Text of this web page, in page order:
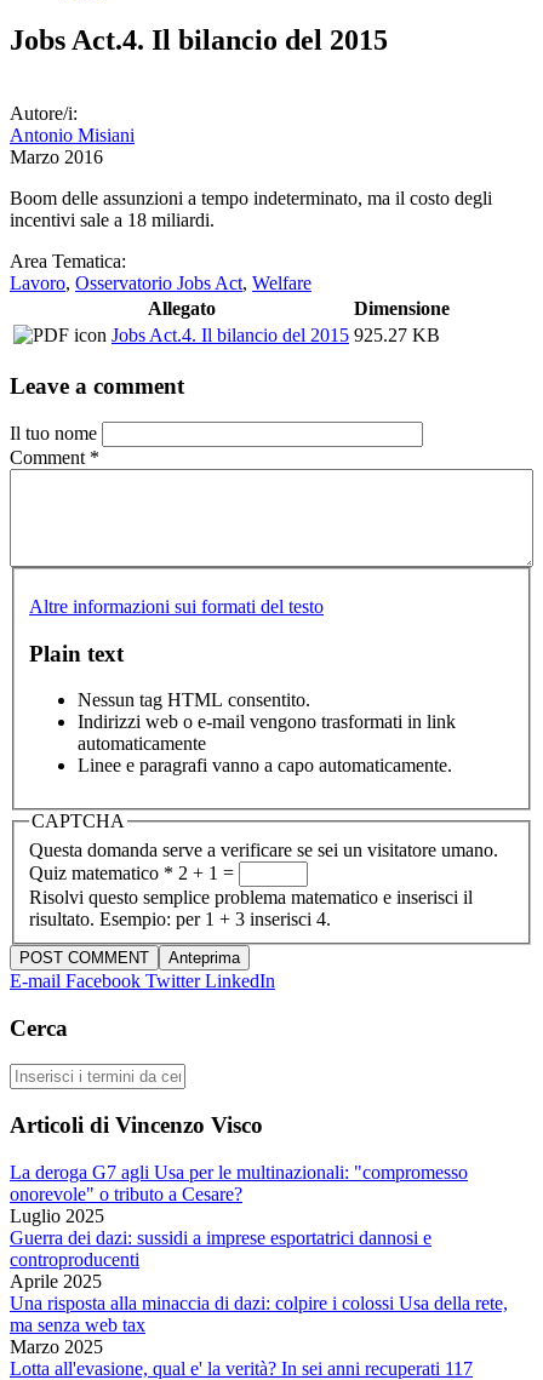
Jobs Act.4. Il bilancio del 2015
Autore/i:
Antonio Misiani
Marzo 2016
Boom delle assunzioni a tempo indeterminato, ma il costo degli
incentivi sale a 18 miliardi.
Area Tematica:
Lavoro, Osservatorio Jobs Act, Welfare
Allegato
Dimensione
Jobs Act.4. Il bilancio del 2015 925.27 KB
Leave a comment
Il tuo nome
Comment *
Altre informazioni sui formati del testo
Plain text
Nessun tag HTML consentito.
Indirizzi web o e-mail vengono trasformati in link
automaticamente
Linee e paragrafi vanno a capo automaticamente.
CAPTCHA
Questa domanda serve a verificare se sei un visitatore umano.
Quiz matematico * 2 + 1 =
Risolvi questo semplice problema matematico e inserisci il
risultato. Esempio: per 1 + 3 inserisci 4.
E-mail Facebook TwitterLinkedIn
Cerca
Cerca
Articoli di Vincenzo Visco
La deroga G7 agli Usa per le multinazionali: "compromesso
onorevole" o tributo a Cesare?
Luglio 2025
Guerra dei dazi: sussidi a imprese esportatrici dannosi e
controproducenti
Aprile 2025
Una risposta alla minaccia di dazi: colpire i colossi Usa della rete,
ma senza web tax
Marzo 2025
Lotta all'evasione, qual e' la verità? In sei anni recuperati 117